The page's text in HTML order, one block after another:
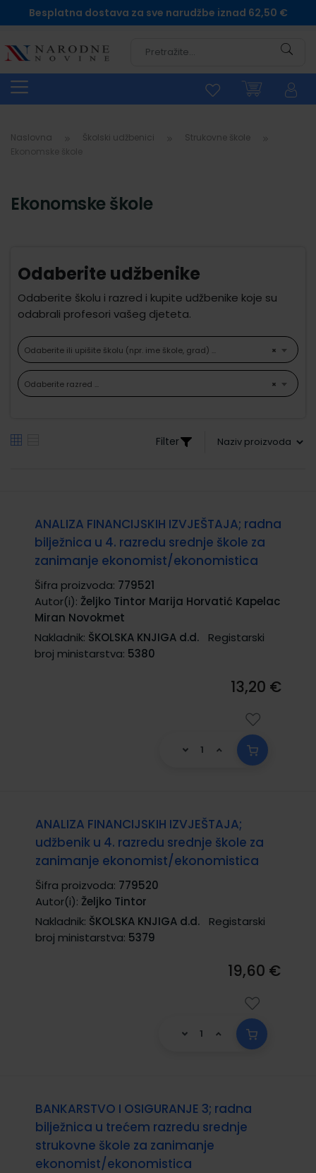
Besplatna dostava za sve narudžbe iznad 62,50 €
Naslovna Školski udžbenici
Strukovne škole
Ekonomske škole
Odaberite udžbenike
Odaberite školu i razred i kupite udžbenike koje su
odabrali profesori vašeg djeteta.
×
Odaberite ili upišite školu (npr. ime škole, grad) ...
×
Odaberite razred ...
Filter
ANALIZA FINANCIJSKIH IZVJEŠTAJA; radna
bilježnica u 4. razredu srednje škole za
zanimanje ekonomist/ekonomistica
Šifra proizvoda: 779521
Autor(i): Željko Tintor Marija Horvatić Kapelac
Miran Novokmet
Nakladnik: ŠKOLSKA KNJIGA d.d.
Registarski
broj ministarstva: 5380
13,20 €
ANALIZA FINANCIJSKIH IZVJEŠTAJA;
udžbenik u 4. razredu srednje škole za
zanimanje ekonomist/ekonomistica
Šifra proizvoda: 779520
Autor(i): Željko Tintor
Nakladnik: ŠKOLSKA KNJIGA d.d.
Registarski
broj ministarstva: 5379
19,60 €
BANKARSTVO I OSIGURANJE 3; radna
bilježnica u trećem razredu srednje
strukovne škole za zanimanje
ekonomist/ekonomistica